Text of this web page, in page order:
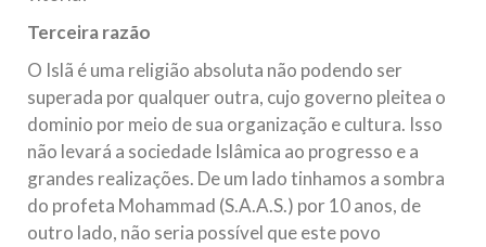
Terceira razão
O Islã é uma religião absoluta não podendo ser
superada por qualquer outra, cujo governo pleitea o
dominio por meio de sua organização e cultura. Isso
não levará a sociedade Islâmica ao progresso e a
grandes realizações. De um lado tinhamos a sombra
do profeta Mohammad (S.A.A.S.) por 10 anos, de
outro lado, não seria possível que este povo